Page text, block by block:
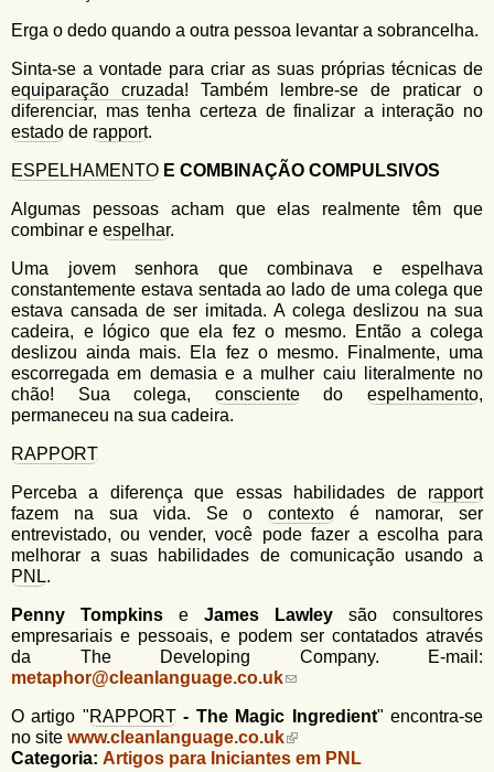
Erga o dedo quando a outra pessoa levantar a sobrancelha.
Sinta-se a vontade para criar as suas próprias técnicas de
equiparação cruzada! Também lembre-se de praticar o
diferenciar, mas tenha certeza de finalizar a interação no
estado de rapport.
ESPELHAMENTO E COMBINAÇÃO COMPULSIVOS
Algumas pessoas acham que elas realmente têm que
combinar e espelhar.
Uma jovem senhora que combinava e espelhava
constantemente estava sentada ao lado de uma colega que
estava cansada de ser imitada. A colega deslizou na sua
cadeira, e lógico que ela fez o mesmo. Então a colega
deslizou ainda mais. Ela fez o mesmo. Finalmente, uma
escorregada em demasia e a mulher caiu literalmente no
chão! Sua colega, conscientedoespelhamento,
permaneceu na sua cadeira.
RAPPORT
Perceba a diferença que essas habilidades de rapport
fazem na sua vida. Se ocontexto é namorar, ser
entrevistado, ou vender, você pode fazer a escolha para
melhorar a suas habilidades de comunicação usando a
PNL.
Penny Tompkins e James Lawley são consultores
empresariais e pessoais, e podem ser contatados através
da The Developing Company. E-mail:
metaphor@cleanlanguage.co.uk(
i
n
k
O artigo "RAPPORT- The Magic Ingredient" encontra-se
no site www.cleanlanguage.co.uk
Categoria: Artigos para Iniciantes em PNL